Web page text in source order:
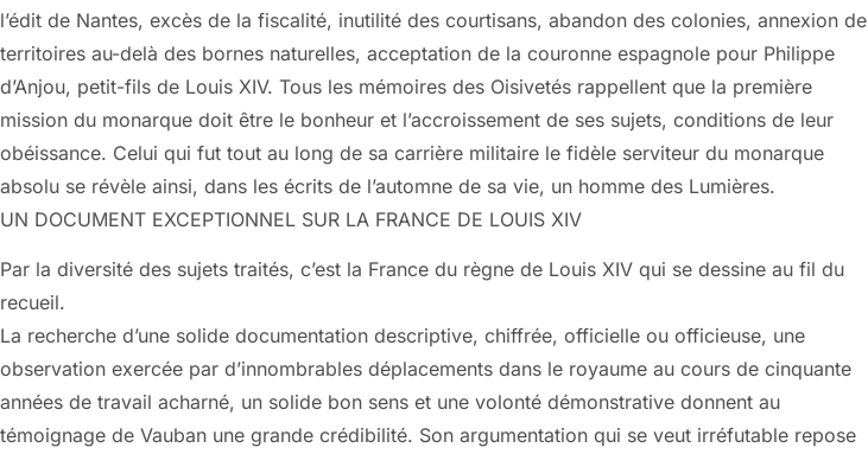
l’édit de Nantes, excès de la fiscalité, inutilité des courtisans, abandon des colonies, annexion de
territoires au-delà des bornes naturelles, acceptation de la couronne espagnole pour Philippe
d’Anjou, petit-fils de Louis XIV. Tous les mémoires des Oisivetés rappellent que la première
mission du monarque doit être le bonheur et l’accroissement de ses sujets, conditions de leur
obéissance. Celui qui fut tout au long de sa carrière militaire le fidèle serviteur du monarque
absolu se révèle ainsi, dans les écrits de l’automne de sa vie, un homme des Lumières.
UN DOCUMENT EXCEPTIONNEL SUR LA FRANCE DE LOUIS XIV
Par la diversité des sujets traités, c’est la France du règne de Louis XIV qui se dessine au fil du
recueil.
La recherche d’une solide documentation descriptive, chiffrée, officielle ou officieuse, une
observation exercée par d’innombrables déplacements dans le royaume au cours de cinquante
années de travail acharné, un solide bon sens et une volonté démonstrative donnent au
témoignage de Vauban une grande crédibilité. Son argumentation qui se veut irréfutable repose